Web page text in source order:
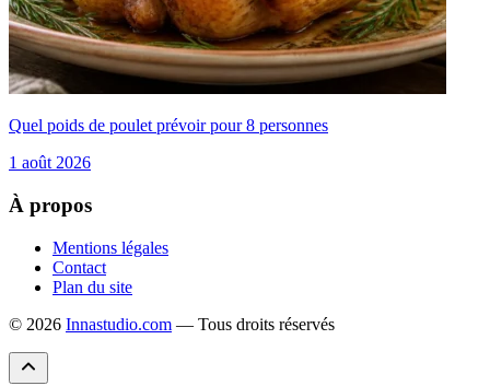
Quel poids de poulet prévoir pour 8 personnes
1 août 2026
À propos
Mentions légales
Contact
Plan du site
© 2026 Innastudio.com — Tous droits réservés